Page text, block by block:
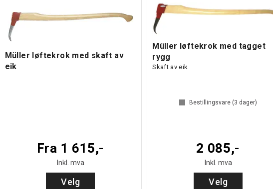
Müller løftekrok med skaft av
eik
Fra 1 615,-
Inkl. mva
Velg
Müller løftekrok med tagget
rygg
Skaft av eik
Bestillingsvare (3 dager)
2 085,-
Inkl. mva
Velg